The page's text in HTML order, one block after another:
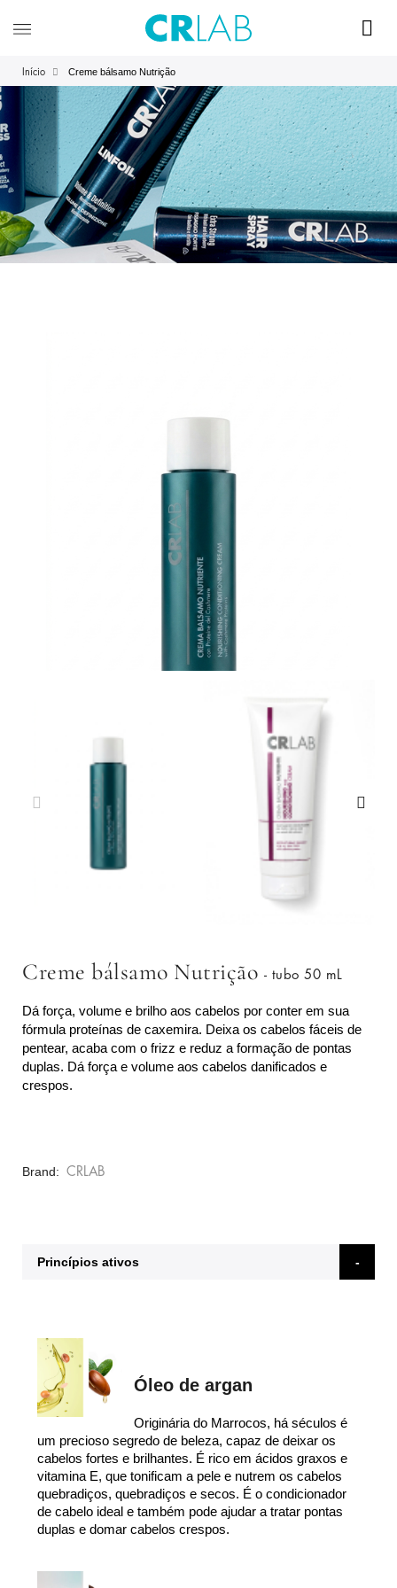
Início Creme bálsamo Nutrição
Creme bálsamo Nutrição - tubo 50 mL
Dá força, volume e brilho aos cabelos por conter em sua
fórmula proteínas de caxemira. Deixa os cabelos fáceis de
pentear, acaba com o frizz e reduz a formação de pontas
duplas. Dá força e volume aos cabelos danificados e
crespos.
Brand CRLAB
Princípios ativos
Óleo de argan
Originária do Marrocos, há séculos é
um precioso segredo de beleza, capaz de deixar os
cabelos fortes e brilhantes. É rico em ácidos graxos e
vitamina E, que tonificam a pele e nutrem os cabelos
quebradiços, quebradiços e secos. É o condicionador
de cabelo ideal e também pode ajudar a tratar pontas
duplas e domar cabelos crespos.